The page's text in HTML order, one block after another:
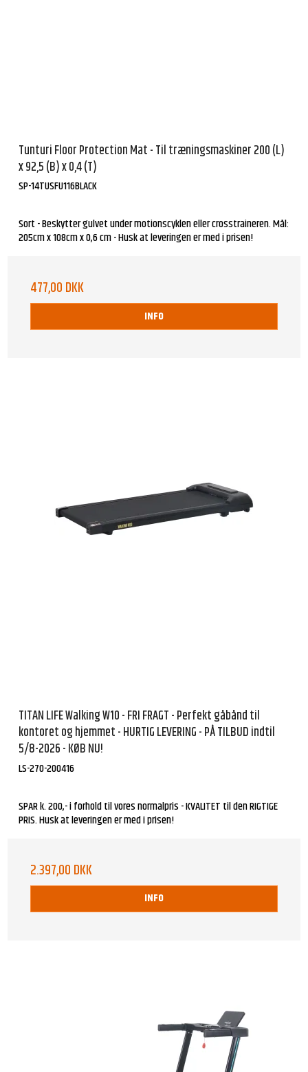
Tunturi Floor Protection Mat - Til træningsmaskiner 200 (L)
x 92,5 (B) x 0,4 (T)
SP-14TUSFU116BLACK
Sort - Beskytter gulvet under motionscyklen eller crosstraineren. Mål:
205cm x 108cm x 0,6 cm - Husk at leveringen er med i prisen!
477,00 DKK
INFO
TITAN LIFE Walking W10 - FRI FRAGT - Perfekt gåbånd til
kontoret og hjemmet - HURTIG LEVERING - PÅ TILBUD indtil
5/8-2026 - KØB NU!
LS-270-200416
SPAR k. 200,- i forhold til vores normalpris - KVALITET til den RIGTIGE
PRIS. Husk at leveringen er med i prisen!
2.397,00 DKK
INFO